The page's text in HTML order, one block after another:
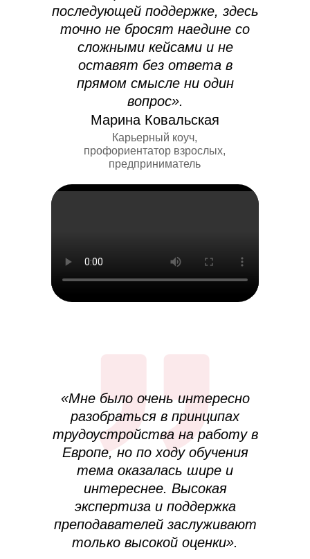
Марина Ковальская
Карьерный коуч,
профориентатор взрослых,
предприниматель
последующей поддержке, здесь
точно не бросят наедине со
сложными кейсами и не
оставят без ответа в
прямом смысле ни один
вопрос».
«Мне было очень интересно
разобраться в принципах
трудоустройства на работу в
Европе, но по ходу обучения
тема оказалась шире и
интереснее. Высокая
экспертиза и поддержка
преподавателей заслуживают
только высокой оценки».